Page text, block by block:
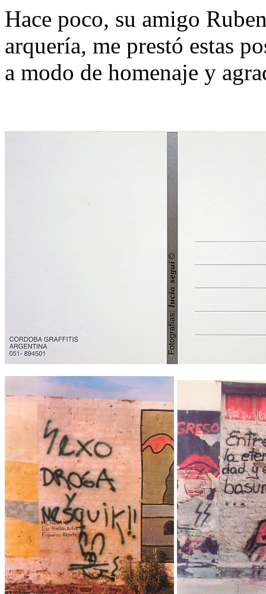
Hace poco, su amigo
arquería, me prestó estas
a modo de homenaje y